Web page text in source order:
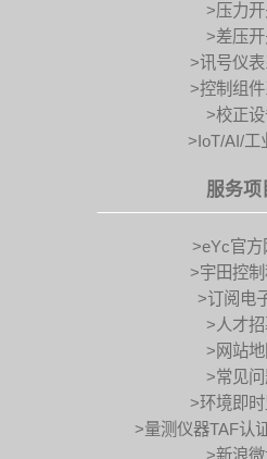
>压力
>差压
>讯号仪表
>控制组件
>校正
>IoT/AI/工
服务项
>eYc官方
>宇田控
>订阅电
>人才
>网站地
>常见
>环境即
>量测仪器TAF认
>新浪